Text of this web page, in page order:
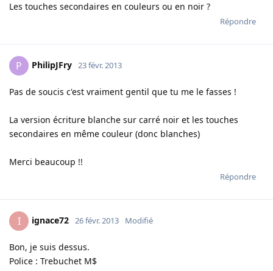
Les touches secondaires en couleurs ou en noir ?
Répondre
P PhilipJFry 23 févr. 2013
Pas de soucis c'est vraiment gentil que tu me le fasses !
La version écriture blanche sur carré noir et les touches
secondaires en même couleur (donc blanches)
Merci beaucoup !!
Répondre
I ignace72 26 févr. 2013 Modifié
Bon, je suis dessus.
Police : Trebuchet M$